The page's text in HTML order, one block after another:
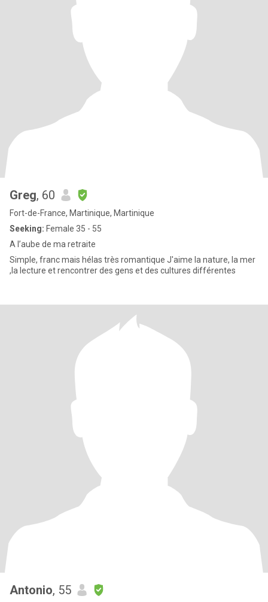
Greg, 60
Fort-de-France, Martinique, Martinique
Seeking: Female 35 - 55
A l’aube de ma retraite
Simple, franc mais hélas très romantique J'aime la nature, la mer
,la lecture et rencontrer des gens et des cultures différentes
Antonio, 55